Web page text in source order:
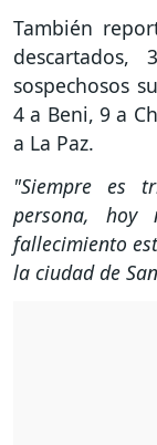
También
sospechosos
4 a Beni, 9 a
a La Paz.
"Siempre es
persona, hoy
fallecimiento
la ciudad de